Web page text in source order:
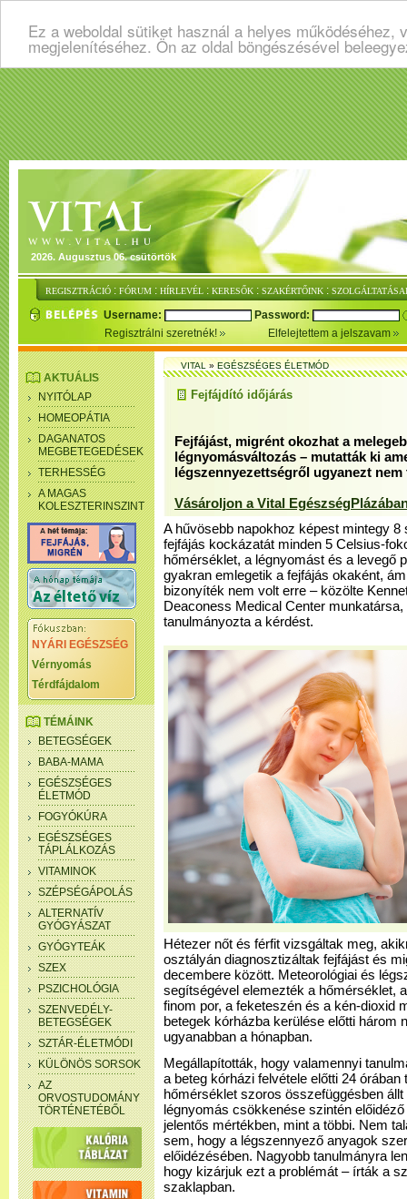
Ez a weboldal sütiket használ a helyes
megjelenítéséhez. Ön az oldal böngészésével
2026. Augusztus 06. csütörtök
REGISZTRÁCIÓ : FÓRUM : HÍRLEVÉL : KERESŐK : SZAKÉRTŐINK :
Username:
Password:
Regisztrálni szeretnék!
Elfelejtettem a jelszavam
AKTUÁLIS
NYITÓLAP
HOMEOPÁTIA
DAGANATOS
MEGBETEGEDÉSEK
TERHESSÉG
A MAGAS
KOLESZTERINSZINT
NYÁRI EGÉSZSÉG
Vérnyomás
Térdfájdalom
TÉMÁINK
BETEGSÉGEK
BABA-MAMA
EGÉSZSÉGES
ÉLETMÓD
FOGYÓKÚRA
EGÉSZSÉGES
TÁPLÁLKOZÁS
VITAMINOK
SZÉPSÉGÁPOLÁS
ALTERNATÍV
GYÓGYÁSZAT
GYÓGYTEÁK
SZEX
PSZICHOLÓGIA
SZENVEDÉLY-
BETEGSÉGEK
SZTÁR-ÉLETMÓDI
KÜLÖNÖS SORSOK
AZ
ORVOSTUDOMÁNY
TÖRTÉNETÉBŐL
VITAL»EGÉSZSÉGES ÉLETMÓD
Fejfájdító időjárás
Fejfájást, migrént okozhat a
légnyomásváltozás – mutatták ki
légszennyezettségről ugyanezt
Vásároljon a Vital
A hűvösebb napokhoz képest mintegy
fejfájás kockázatát minden 5 Celsius-
hőmérséklet, a légnyomást és a levegő
gyakran emlegetik a fejfájás okaként,
bizonyíték nem volt erre – közölte
Deaconess Medical Center
tanulmányozta a kérdést.
Hétezer nőt és férfit vizsgáltak meg,
osztályán diagnosztizáltak fejfájást és
decembere között. Meteorológiai és
segítségével elemezték a hőmérséklet,
finom por, a feketeszén és a kén-dioxid
betegek kórházba kerülése előtti három
ugyanabban a hónapban.
Megállapították, hogy valamennyi
a beteg kórházi felvétele előtti 24
hőmérséklet szoros összefüggésben állt
légnyomás csökkenése szintén
jelentős mértékben, mint a többi. Nem
sem, hogy a légszennyező anyagok
előidézésében. Nagyobb tanulmányra
hogy kizárjuk ezt a problémát – írták a
szaklapban.